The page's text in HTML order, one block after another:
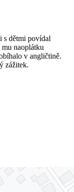
s dětmi povídal
naoplátku
v angličtině.
zážitek.